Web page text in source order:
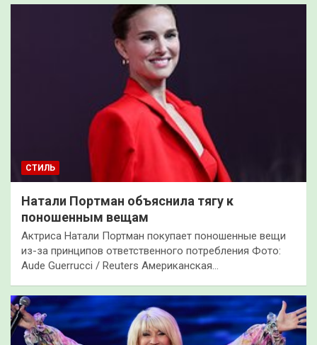
СТИЛЬ
Натали Портман объяснила тягу к
поношенным вещам
Актриса Натали Портман покупает поношенные вещи
из-за принципов ответственного потребления Фото:
Aude Guerrucci / Reuters Американская…